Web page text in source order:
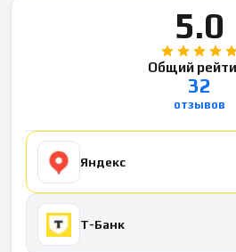
5.0
Общий
32
отзывов
Яндекс
Т-Банк